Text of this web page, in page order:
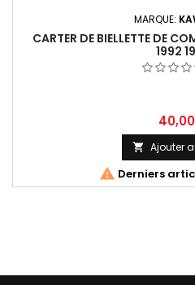
MARQUE:
CARTER DE BIELLETTE DE
1992
 Ajouter
 Derniers